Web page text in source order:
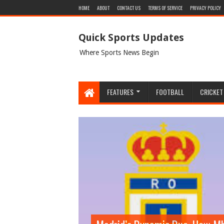
HOME ABOUT CONTACT US TERMS OF SERVICE PRIVACY POLICY
Quick Sports Updates
Where Sports News Begin
FEATURES FOOTBALL CRICKET